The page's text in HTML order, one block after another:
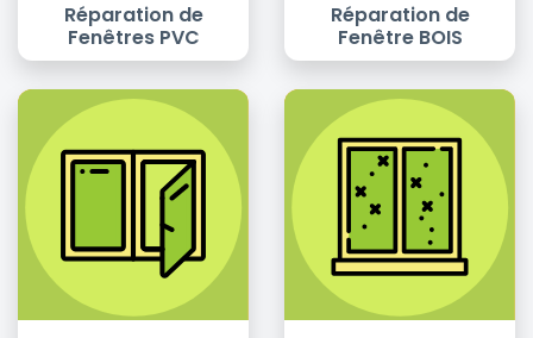
Réparation de
Fenêtres PVC
Réparation de
Fenêtre BOIS